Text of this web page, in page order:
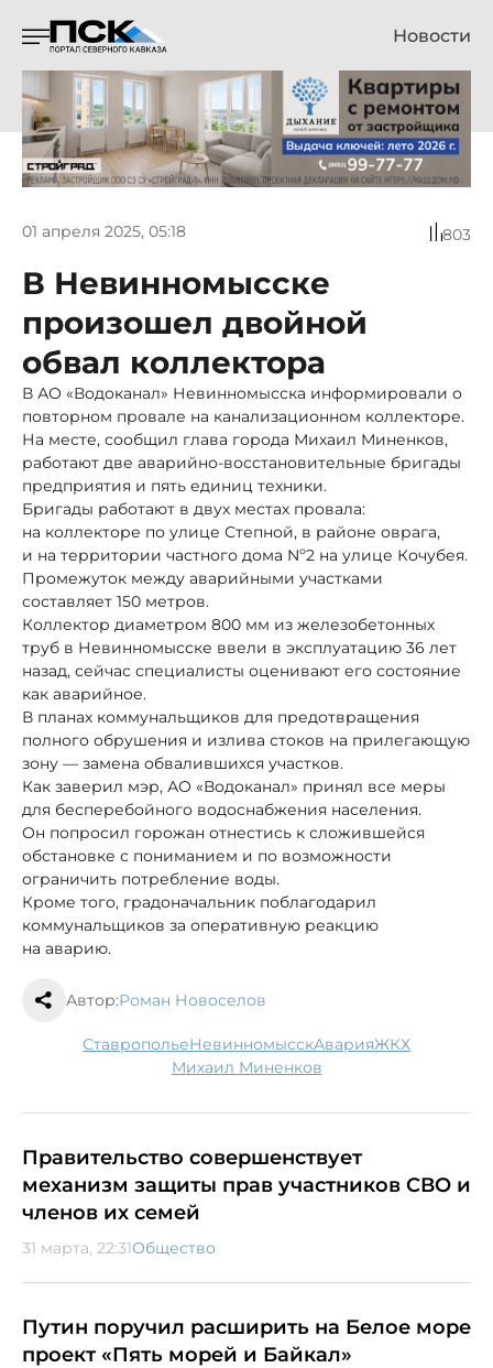
Новости
01 апреля 2025, 05:18 803
В Невинномысске
произошел двойной
обвал коллектора
В АО «Водоканал» Невинномысска информировали о
повторном провале на канализационном коллекторе.
На месте, сообщил глава города Михаил Миненков,
работают две аварийно-восстановительные бригады
предприятия и пять единиц техники.
Бригады работают в двух местах провала:
на коллекторе по улице Степной, в районе оврага,
и на территории частного дома Nº2 на улице Кочубея.
Промежуток между аварийными участками
составляет 150 метров.
Коллектор диаметром 800 мм из железобетонных
труб в Невинномысске ввели в эксплуатацию 36 лет
назад, сейчас специалисты оценивают его состояние
как аварийное.
В планах коммунальщиков для предотвращения
полного обрушения и излива стоков на прилегающую
зону — замена обвалившихся участков.
Как заверил мэр, АО «Водоканал» принял все меры
для бесперебойного водоснабжения населения.
Он попросил горожан отнестись к сложившейся
обстановке с пониманием и по возможности
ограничить потребление воды.
Кроме того, градоначальник поблагодарил
коммунальщиков за оперативную реакцию
на аварию.
Автор:Роман Новоселов
Ставрополье Невинномысск авария
ЖКХ
Михаил Миненков
Правительство совершенствует
механизм защиты прав участников СВО и
членов их семей
31 марта, 22:31Общество
Путин поручил расширить на Белое море
проект «Пять морей и Байкал»